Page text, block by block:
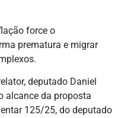
force o
prematura e migrar
deputado Daniel
alcance da proposta
125/25, do deputado